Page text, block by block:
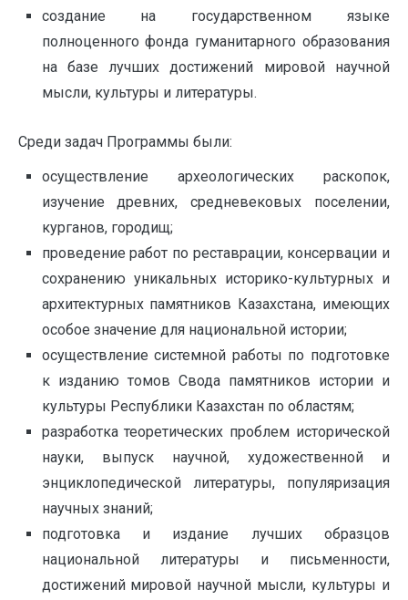
создание на государственном языке
полноценного фонда гуманитарного образования
на базе лучших достижений мировой научной
мысли, культуры и литературы.
Среди задач Программы были:
осуществление археологических раскопок,
изучение древних, средневековых поселении,
курганов, городищ;
проведение работ по реставрации, консервации и
сохранению уникальных историко-культурных и
архитектурных памятников Казахстана, имеющих
особое значение для национальной истории;
осуществление системной работы по подготовке
к изданию томов Свода памятников истории и
культуры Республики Казахстан по областям;
разработка теоретических проблем исторической
науки, выпуск научной, художественной и
энциклопедической литературы, популяризация
научных знаний;
подготовка и издание лучших образцов
национальной литературы и письменности,
достижений мировой научной мысли, культуры и